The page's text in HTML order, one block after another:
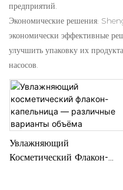
предприятий.
Экономические решения:
экономически эффективные
улучшить упаковку их
насосов.
Увлажняющий
Косметический Флакон-